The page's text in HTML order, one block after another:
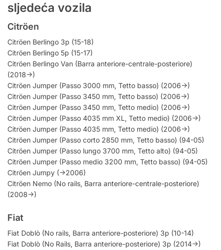
sljedeća vozila
Citröen
Citröen Berlingo 3p (15-18)
Citröen Berlingo 5p (15-17)
Citröen Berlingo Van (Barra anteriore-centrale-posteriore)
(2018->)
Citröen Jumper (Passo 3000 mm, Tetto basso) (2006->)
Citröen Jumper (Passo 3450 mm, Tetto basso) (2006->)
Citröen Jumper (Passo 3450 mm, Tetto medio) (2006->)
Citröen Jumper (Passo 4035 mm XL, Tetto medio) (2006->)
Citröen Jumper (Passo 4035 mm, Tetto medio) (2006->)
Citröen Jumper (Passo corto 2850 mm, Tetto basso) (94-05)
Citröen Jumper (Passo lungo 3700 mm, Tetto alto) (94-05)
Citröen Jumper (Passo medio 3200 mm, Tetto basso) (94-05)
Citröen Jumpy (->2006)
Citröen Nemo (No rails, Barra anteriore-centrale-posteriore)
(2008->)
Fiat
Fiat Doblò (No rails, Barra anteriore-posteriore) 3p (10-14)
Fiat Doblò (No Rails, Barra anteriore-posteriore) 3p (2014->)